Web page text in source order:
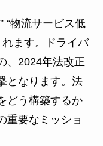
“物流サービス低
れます。ドライバ
、2024年法改正
となります。法
どう構築するか
重要なミッショ